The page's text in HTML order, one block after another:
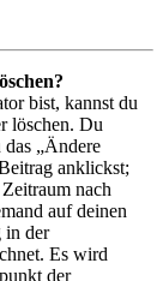
bist, kannst du
löschen. Du
„Ändere
anklickst;
nach
auf deinen
in der
Es wird
der